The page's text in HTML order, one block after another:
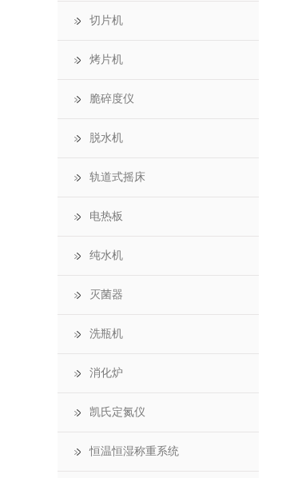
切片机
烤片机
脆碎度仪
脱水机
轨道式摇床
电热板
纯水机
灭菌器
洗瓶机
消化炉
凯氏定氮仪
恒温恒湿称重系统